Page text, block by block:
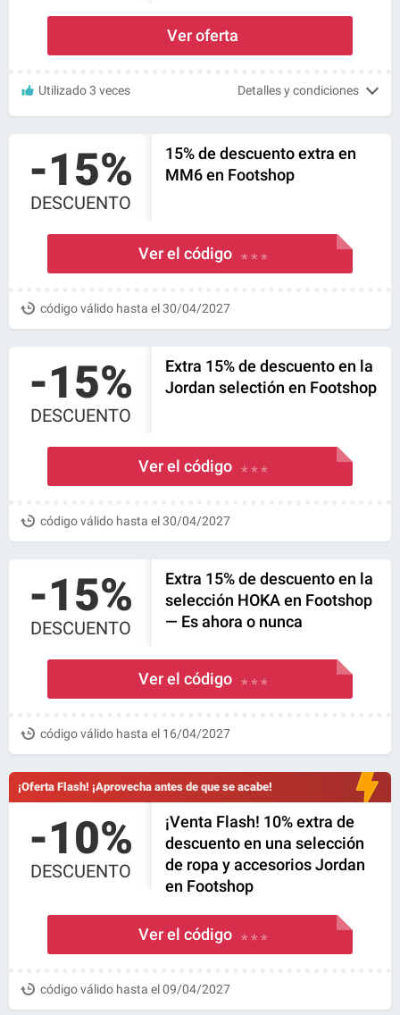
Ver oferta
Utilizado 3 veces Detalles y condiciones
-15%
DESCUENTO
15% de descuento extra en
MM6 en Footshop
Ver el código * * *
código válido hasta el 30/04/2027
-15%
DESCUENTO
Extra 15% de descuento en la
Jordan selectión en Footshop
Ver el código * * *
código válido hasta el 30/04/2027
-15%
DESCUENTO
Extra 15% de descuento en la
selección HOKA en Footshop
— Es ahora o nunca
Ver el código * * *
código válido hasta el 16/04/2027
¡Oferta Flash! ¡Aprovecha antes de que se acabe!
-10%
DESCUENTO
¡Venta Flash! 10% extra de
descuento en una selección
de ropa y accesorios Jordan
en Footshop
Ver el código * * *
código válido hasta el 09/04/2027